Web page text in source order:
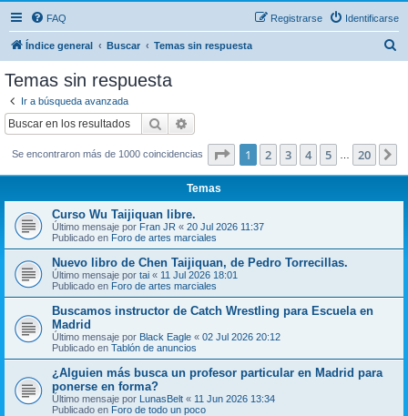
FAQ Identificarse
Registrarse
Índice general Buscar Temas sin respuesta
Temas sin respuesta
Ir a búsqueda avanzada
Buscar
Se encontraron más de 1000 coincidencias Página de 20
1 2 3 4 5 20
Temas
Curso Wu Taijiquan libre.
Último mensaje por Fran JR « 20 Jul 2026 11:37
Publicado en Foro de artes marciales
Nuevo libro de Chen Taijiquan, de Pedro Torrecillas.
Último mensaje por tai « 11 Jul 2026 18:01
Publicado en Foro de artes marciales
Buscamos instructor de Catch Wrestling para Escuela en
Madrid
Último mensaje por Black Eagle « 02 Jul 2026 20:12
Publicado en Tablón de anuncios
¿Alguien más busca un profesor particular en Madrid para
ponerse en forma?
Último mensaje por LunasBelt « 11 Jun 2026 13:34
Publicado en Foro de todo un poco